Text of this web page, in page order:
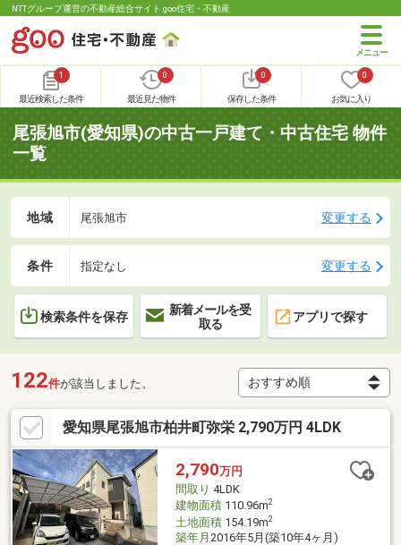
NTTグループ運営の不動産総合サイト goo住宅・不動産
1
最近検索した条件
0
最近見た物件
0
保存した条件
0
お気に入り
尾張旭市(愛知県)の中古一戸建て・中古住宅 物件
一覧
地域 尾張旭市 変更する
条件 指定なし 変更する
検索条件を保存
新着メールを受
取る
アプリで探す
122件が該当しました。
愛知県尾張旭市柏井町弥栄 2,790万円 4LDK
2,790万円
間取り 4LDK
建物面積110.96m2
土地面積154.19m2
築年月 2016年5月(築10年4ヶ月)